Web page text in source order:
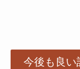
今後も良い